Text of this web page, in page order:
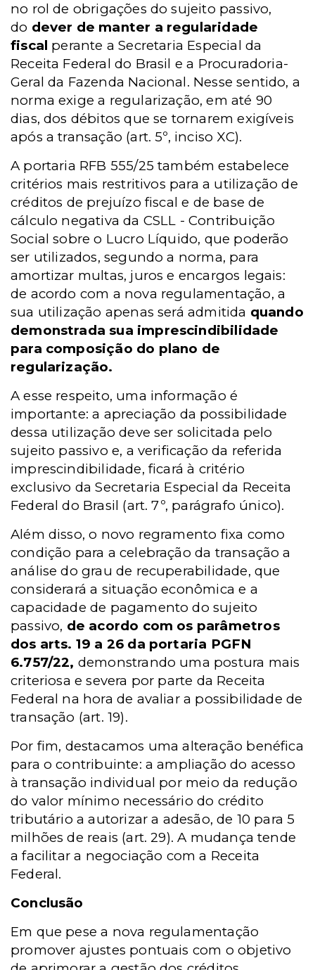
no rol de obrigações do sujeito passivo,
do dever de manter a regularidade
fiscal perante a Secretaria Especial da
Receita Federal do Brasil e a Procuradoria-
Geral da Fazenda Nacional. Nesse sentido, a
norma exige a regularização, em até 90
dias, dos débitos que se tornarem exigíveis
após a transação (art. 5º, inciso XC).
A portaria RFB 555/25 também estabelece
critérios mais restritivos para a utilização de
créditos de prejuízo fiscal e de base de
cálculo negativa da CSLL - Contribuição
Social sobre o Lucro Líquido, que poderão
ser utilizados, segundo a norma, para
amortizar multas, juros e encargos legais:
de acordo com a nova regulamentação, a
sua utilização apenas será admitida quando
demonstrada sua imprescindibilidade
para composição do plano de
regularização.
A esse respeito, uma informação é
importante: a apreciação da possibilidade
dessa utilização deve ser solicitada pelo
sujeito passivo e, a verificação da referida
imprescindibilidade, ficará à critério
exclusivo da Secretaria Especial da Receita
Federal do Brasil (art. 7º, parágrafo único).
Além disso, o novo regramento fixa como
condição para a celebração da transação a
análise do grau de recuperabilidade, que
considerará a situação econômica e a
capacidade de pagamento do sujeito
passivo, de acordo com os parâmetros
dos arts. 19 a 26 da portaria PGFN
6.757/22, demonstrando uma postura mais
criteriosa e severa por parte da Receita
Federal na hora de avaliar a possibilidade de
transação (art. 19).
Por fim, destacamos uma alteração benéfica
para o contribuinte: a ampliação do acesso
à transação individual por meio da redução
do valor mínimo necessário do crédito
tributário a autorizar a adesão, de 10 para 5
milhões de reais (art. 29). A mudança tende
a facilitar a negociação com a Receita
Federal.
Conclusão
Em que pese a nova regulamentação
promover ajustes pontuais com o objetivo